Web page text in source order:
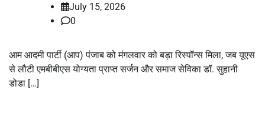
July 15, 2026
0
आम आदमी पार्टी (आप) पंजाब को मंगलवार को बड़ा रिस्पॉन्स मिला, जब यूएस
से लौटी एमबीबीएस योग्यता प्राप्त सर्जन और समाज सेविका डॉ. सुहानी
डोडा […]